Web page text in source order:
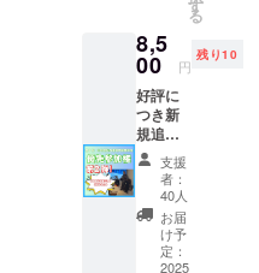
の全生
徒の
「入学
費無
料」
「教材
費無
料」を
実現し
ます！
不登校
の子ど
す
る
8,5
00 円
残り10
好評に
つき新
規追
加！第
２弾！
第５
回 小
嶋悠紀
の発達
支援講
支援
者：
40人
お届
け予
定：
2025